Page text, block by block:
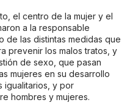
el centro de la mujer y el
a la responsable
las distintas medidas que
prevenir los malos tratos, y
de sexo, que pasan
mujeres en su desarrollo
igualitarios, y por
hombres y mujeres.